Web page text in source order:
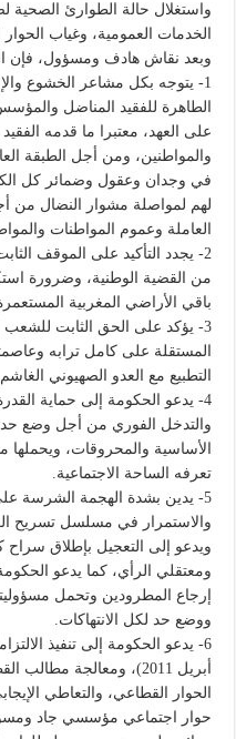
واستغلال حالة الطوارئ الصحية
الخدمات العمومية، وغياب
وبعد نقاش هادف ومسؤول، فإن
1- يتوجه بكل مشاعر الخشوع
الطاهرة للفقيد المناضل
على العهد، معتبرا ما قدمه
والمواطنين، ومن أجل الطبقة
في وجدان وعقول وضمائر كل
لهم لمواصلة مشوار النضال من
العاملة وعموم المواطنات
2- يجدد التأكيد على الموقف
من القضية الوطنية، وضرورة
باقي الأراضي المغربية
3- يؤكد على الحق الثابت
المستقلة على كامل ترابه
التطبيع مع العدو الصهيوني
4- يدعو الحكومة إلى حماية
والتدخل الفوري من أجل وضع حد
الأساسية والمحروقات،
تعرفه الساحة الاجتماعية.
5- يدين بشدة الهجمة الشرسة على
والاستمرار في مسلسل تسريح
ويدعو إلى التعجيل بإطلاق سراح
ومعتقلي الرأي، كما يدعو
إرجاع المطرودين وتحمل
ووضع حد لكل الانتهاكات.
أبريل 2011)، ومعالجة
الحوار القطاعي، والتعاطي
حوار اجتماعي مؤسسي جاد